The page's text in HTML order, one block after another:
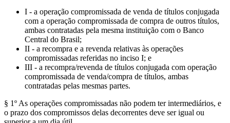
I - a operação compromissada de venda de títulos conjugada
com a operação compromissada de compra de outros títulos,
ambas contratadas pela mesma instituição com o Banco
Central do Brasil;
II - a recompra e a revenda relativas às operações
compromissadas referidas no inciso I; e
III - a recompra/revenda de títulos conjugada com operação
compromissada de venda/compra de títulos, ambas
contratadas pelas mesmas partes.
§ 1º As operações compromissadas não podem ter intermediários, e
o prazo dos compromissos delas decorrentes deve ser igual ou